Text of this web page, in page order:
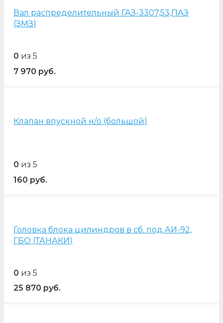
Вал распределительный ГАЗ-3307,53,ПАЗ
(ЗМЗ)
0 из 5
7 970 руб.
Клапан впускной н/о (большой)
0 из 5
160 руб.
Головка блока цилиндров в сб. под АИ-92,
ГБО (ТАНАКИ)
0 из 5
25 870 руб.